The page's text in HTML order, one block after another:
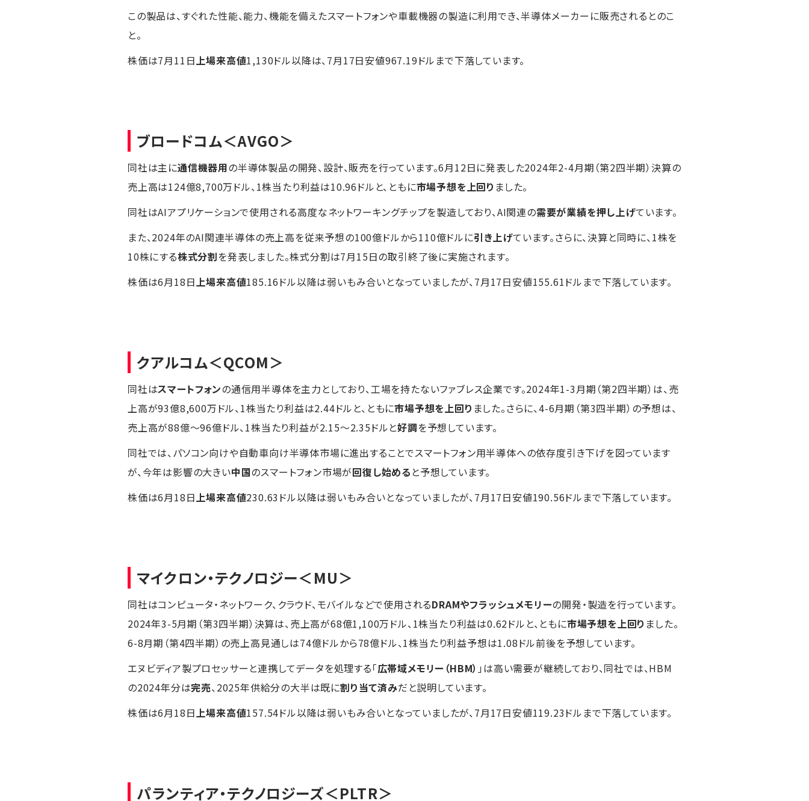
この製品は、すぐれた性能、能力、機能を備えたスマートフォンや車載機器の製造に利用でき、半導体メーカーに販売されるとのこ
と。
株価は7月11日 上場来高値1,130ドル以降は、7月17日安値967.19ドルまで下落しています。
ブロードコム＜AVGO＞
同社は主に通信機器用の半導体製品の開発、設計、販売を行っています。6月12日に発表した2024年2-4月期（第2四半期）決算の
売上高は124億8,700万ドル、1株当たり利益は10.96ドルと、ともに市場予想を上回り ました。
同社はAIアプリケーションで使用される高度なネットワーキングチップを製造しており、AI関連の需要が業績を押し上げています。
また、2024年のAI関連半導体の売上高を従来予想の100億ドルから110億ドルに引き上げています。さらに、決算と同時に、1株を
10株にする株式分割を発表しました。株式分割は7月15日の取引終了後に実施されます。
株価は6月18日 上場来高値185.16ドル以降は弱いもみ合いとなっていましたが、7月17日安値155.61ドルまで下落しています。
クアルコム＜QCOM＞
同社はスマートフォンの通信用半導体を主力としており、工場を持たないファブレス企業です。2024年1-3月期（第2四半期）は、売
上高が93億8,600万ドル、1株当たり利益は2.44ドルと、ともに市場予想を上回り ました。さらに、4-6月期（第3四半期）の予想は、
売上高が88億～96億ドル、1株当たり利益が2.15～2.35ドルと好調を予想しています。
同社では、パソコン向けや自動車向け半導体市場に進出することでスマートフォン用半導体への依存度引き下げを図っています
が、今年は影響の大きい中国のスマートフォン市場が回復し始める と予想しています。
株価は6月18日 上場来高値230.63ドル以降は弱いもみ合いとなっていましたが、7月17日安値190.56ドルまで下落しています。
マイクロン・テクノロジー＜MU＞
同社はコンピュータ・ネットワーク、クラウド、モバイルなどで使用されるDRAMやフラッシュメモリーの開発・製造を行っています。
2024年3-5月期（第3四半期）決算は、売上高が68億1,100万ドル、1株当たり利益は0.62ドルと、ともに市場予想を上回り ました。
6-8月期（第4四半期）の売上高見通しは74億ドルから78億ドル、1株当たり利益予想は1.08ドル前後を予想しています。
エヌビディア製プロセッサーと連携してデータを処理する「広帯域メモリー（HBM） 」は高い需要が継続しており、同社では、HBM
の2024年分は完売、2025年供給分の大半は既に割り当て済みだと説明しています。
株価は6月18日 上場来高値157.54ドル以降は弱いもみ合いとなっていましたが、7月17日安値119.23ドルまで下落しています。
パランティア・テクノロジーズ＜PLTR＞